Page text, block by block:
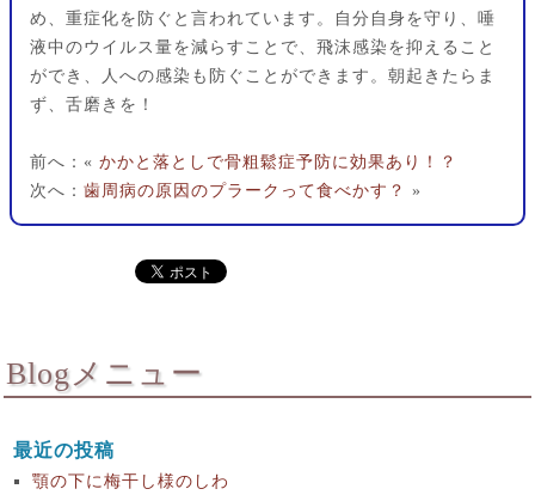
め、重症化を防ぐと言われています。自分自身を守り、唾
液中のウイルス量を減らすことで、飛沫感染を抑えること
ができ、人への感染も防ぐことができます。朝起きたらま
ず、舌磨きを！
前へ：« かかと落としで骨粗鬆症予防に効果あり！？
次へ： 歯周病の原因のプラークって食べかす？ »
Blogメニュー
最近の投稿
顎の下に梅干し様のしわ